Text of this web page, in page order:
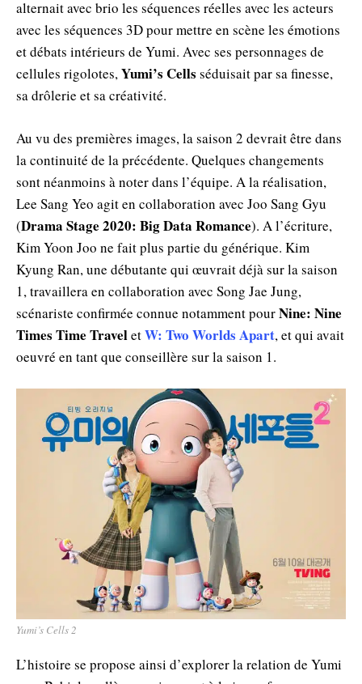
alternait avec brio les séquences réelles avec les acteurs
avec les séquences 3D pour mettre en scène les émotions
et débats intérieurs de Yumi. Avec ses personnages de
cellules rigolotes,Yumi’s Cells séduisait par sa finesse,
sa drôlerie et sa créativité.
Au vu des premières images, la saison 2 devrait être dans
la continuité de la précédente. Quelques changements
sont néanmoins à noter dans l’équipe. A la réalisation,
Lee Sang Yeo agit en collaboration avec Joo Sang Gyu
(Drama Stage 2020: Big Data Romance). A l’écriture,
Kim Yoon Joo ne fait plus partie du générique. Kim
Kyung Ran, une débutante qui œuvrait déjà sur la saison
1, travaillera en collaboration avec Song Jae Jung,
scénariste confirmée connue notamment pourNine: Nine
Times Time TraveletW: Two Worlds Apart, et qui avait
oeuvré en tant que conseillère sur la saison 1.
Yumi’s Cells 2
L’histoire se propose ainsi d’explorer la relation de Yumi